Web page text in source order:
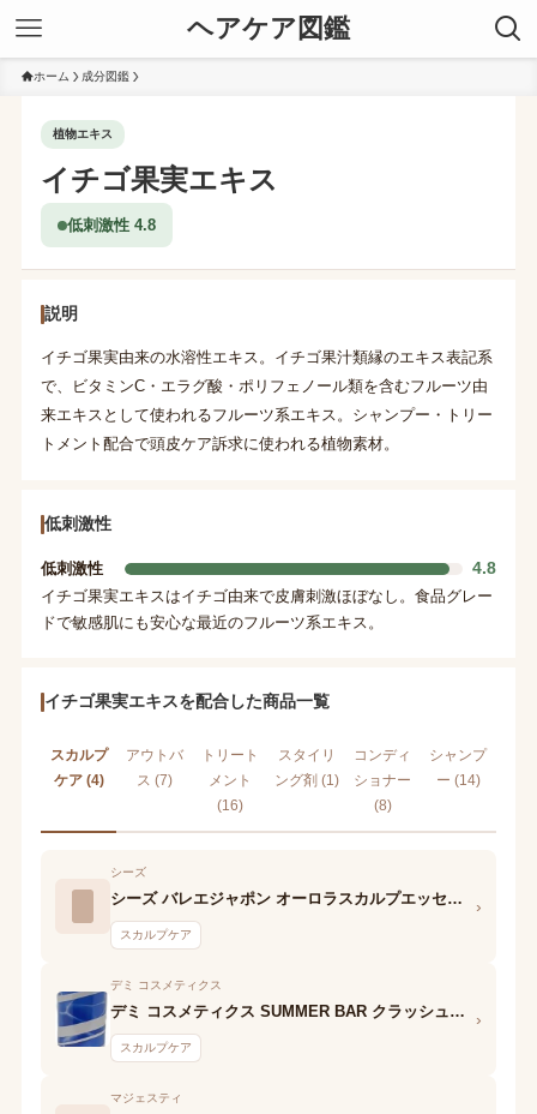
ヘアケア図鑑
ホーム 成分図鑑
植物エキス
イチゴ果実エキス
低刺激性 4.8
説明
イチゴ果実由来の水溶性エキス。イチゴ果汁類縁のエキス表記系
で、ビタミンC・エラグ酸・ポリフェノール類を含むフルーツ由
来エキスとして使われるフルーツ系エキス。シャンプー・トリー
トメント配合で頭皮ケア訴求に使われる植物素材。
低刺激性
低刺激性 4.8
イチゴ果実エキスはイチゴ由来で皮膚刺激ほぼなし。食品グレー
ドで敏感肌にも安心な最近のフルーツ系エキス。
イチゴ果実エキスを配合した商品一覧
スカルプ
ケア (4)
アウトバ
ス (7)
トリート
メント
(16)
スタイリ
ング剤 (1)
コンディ
ショナー
(8)
シャンプ
ー (14)
シーズ
シーズ バレエジャポン オーロラスカルプエッセンス
スカルプケア
›
デミ コスメティクス
デミ コスメティクス SUMMER BAR クラッシュミントリフレッシャー クール 10
スカルプケア
›
マジェスティ